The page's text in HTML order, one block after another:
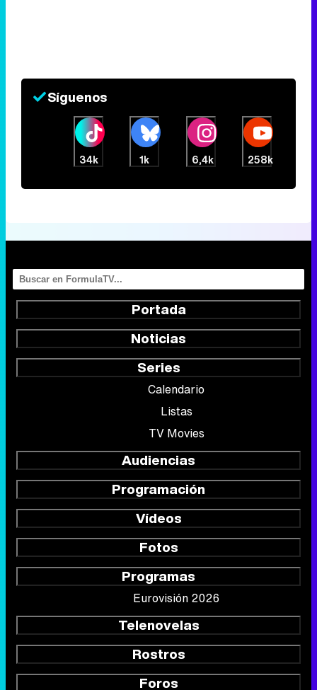
Síguenos
34k 1k 6,4k 258k
Portada
Noticias
Series
Calendario
Listas
TV Movies
Audiencias
Programación
Vídeos
Fotos
Programas
Eurovisión 2026
Telenovelas
Rostros
Foros